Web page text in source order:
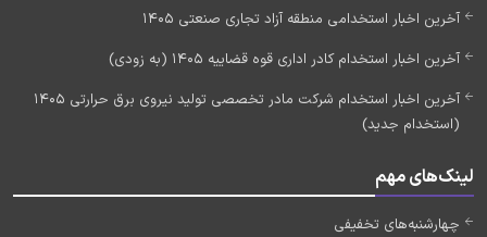
آخرین اخبار استخدامی منطقه آزاد تجاری صنعتی 1405
آخرین اخبار استخدام کادر اداری قوه قضاییه 1405 (به زودی)
آخرین اخبار استخدام شرکت مادر تخصصی تولید نیروی برق حرارتی 1405
(استخدام جدید)
لینک‌های مهم
چهارشنبه‌های تخفیفی